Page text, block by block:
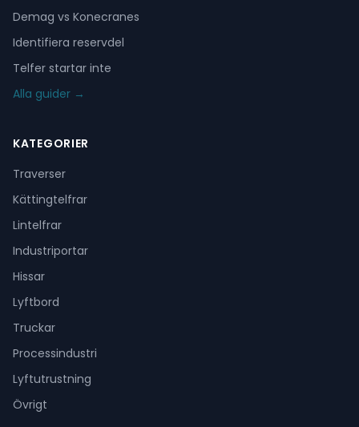
Demag vs Konecranes
Identifiera reservdel
Telfer startar inte
Alla guider →
KATEGORIER
Traverser
Kättingtelfrar
Lintelfrar
Industriportar
Hissar
Lyftbord
Truckar
Processindustri
Lyftutrustning
Övrigt